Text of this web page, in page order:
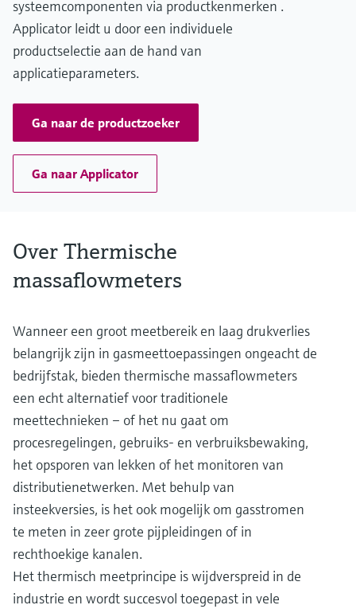
‐ Tri‐Clamp; DN40 DIN 11851, DN50 DIN 11851; DN40 DIN
11864‐1A, DN50 DIN 11864‐1A: 1.4404 (316L)
systeemcomponenten via productkenmerken .
Applicator leidt u door een individuele
productselectie aan de hand van
applicatieparameters.
Ga naar de productzoeker
Ga naar Applicator
Over Thermische
massaflowmeters
Wanneer een groot meetbereik en laag drukverlies
belangrijk zijn in gasmeettoepassingen ongeacht de
bedrijfstak, bieden thermische massaflowmeters
een echt alternatief voor traditionele
meettechnieken – of het nu gaat om
procesregelingen, gebruiks- en verbruiksbewaking,
het opsporen van lekken of het monitoren van
distributienetwerken. Met behulp van
insteekversies, is het ook mogelijk om gasstromen
te meten in zeer grote pijpleidingen of in
rechthoekige kanalen.
Het thermisch meetprincipe is wijdverspreid in de
industrie en wordt succesvol toegepast in vele